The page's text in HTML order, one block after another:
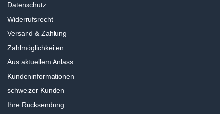
Datenschutz
Widerrufsrecht
Versand & Zahlung
Zahlmöglichkeiten
Aus aktuellem Anlass
Kundeninformationen
schweizer Kunden
Ihre Rücksendung